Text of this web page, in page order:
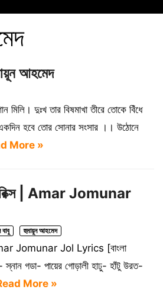
আহমেদ
দুঃখ তার বিষমাখা তীরে তোকে বিঁধে
হবে তোর সোনার সংসার ।। উঠোনে
More »
| Amar Jomunar
হুমায়ুন আহমেদ
Jomunar Jol Lyrics [বাংলা
স্নান গডা- পায়ের গোড়ালী হাঢু- হাঁটু উরত-
More »